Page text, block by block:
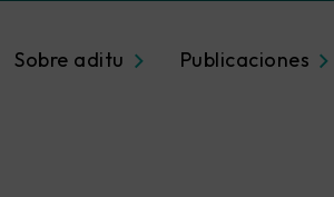
Sobre aditu Publicaciones